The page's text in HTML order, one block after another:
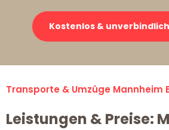
Kostenlos &
Transporte & Umzüge Mannheim
Leistungen & Preise: